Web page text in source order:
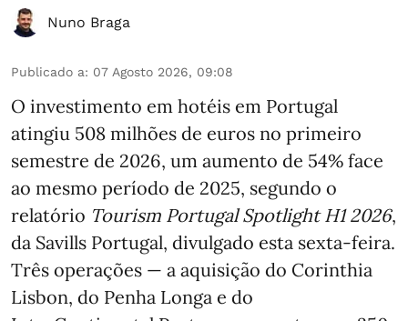
Nuno Braga
Publicado a: 07 Agosto 2026, 09:08
O investimento em hotéis em Portugal
atingiu 508 milhões de euros no primeiro
semestre de 2026, um aumento de 54% face
ao mesmo período de 2025, segundo o
relatório Tourism Portugal Spotlight H1 2026,
da Savills Portugal, divulgado esta sexta-feira.
Três operações — a aquisição do Corinthia
Lisbon, do Penha Longa e do